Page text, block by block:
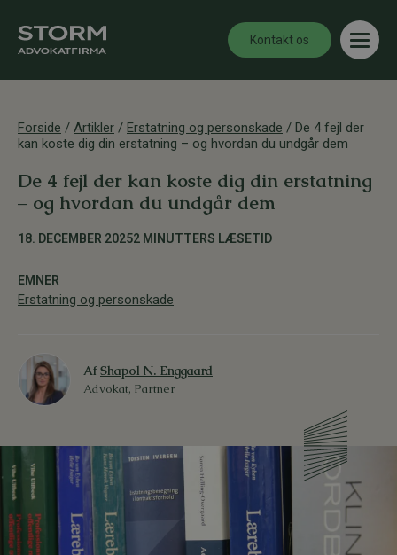
Kontakt os
Forside / Artikler / Erstatning og personskade / De 4 fejl der
kan koste dig din erstatning – og hvordan du undgår dem
De 4 fejl der kan koste dig din erstatning
– og hvordan du undgår dem
18. DECEMBER 20252 MINUTTERS LÆSETID
EMNER
Erstatning og personskade
AfShapol N. Enggaard
Advokat, Partner